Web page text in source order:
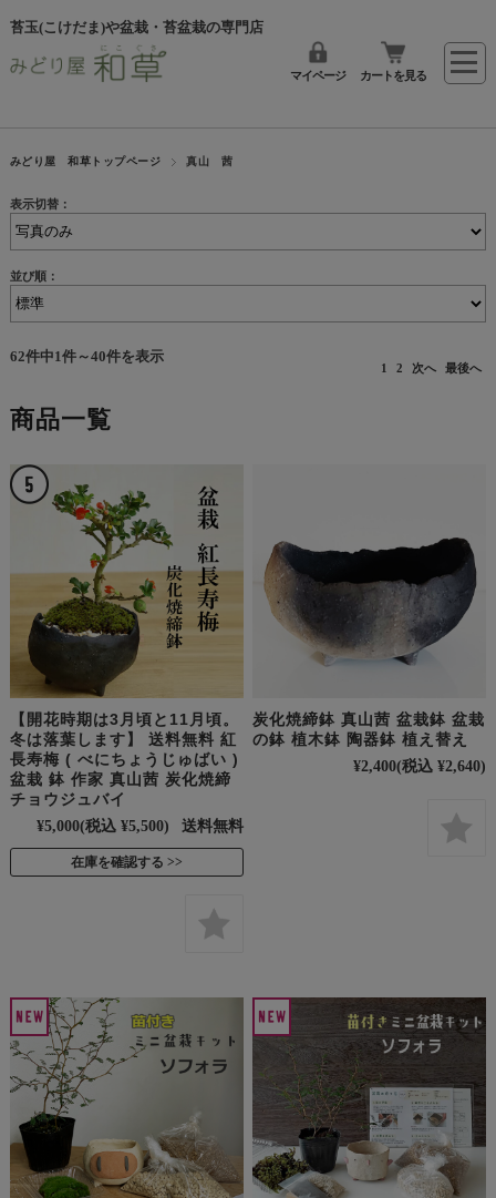
苔玉(こけだま)や盆栽・苔盆栽の専門店
マイページ カートを見る
みどり屋 和草トップページ 真山 茜
表示切替：
並び順：
62件中1件～40件を表示
1 2 次へ 最後へ
商品一覧
【開花時期は3月頃と11月頃。
冬は落葉します】 送料無料 紅
長寿梅 ( べにちょうじゅばい )
盆栽 鉢 作家 真山茜 炭化焼締
チョウジュバイ
¥5,000(税込 ¥5,500) 送料無料
在庫を確認する
炭化焼締鉢 真山茜 盆栽鉢 盆栽
の鉢 植木鉢 陶器鉢 植え替え
¥2,400(税込 ¥2,640)